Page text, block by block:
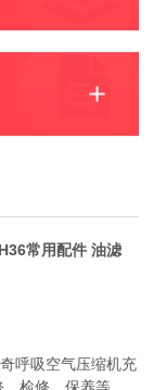
用配件 油滤
呼吸空气压缩机充